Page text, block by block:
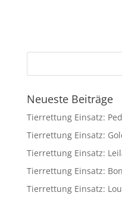
Neueste Beiträge
Tierrettung Einsatz:
Tierrettung Einsatz:
Tierrettung Einsatz:
Tierrettung Einsatz:
Tierrettung Einsatz: